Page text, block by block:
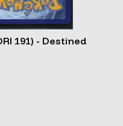
191) - Destined